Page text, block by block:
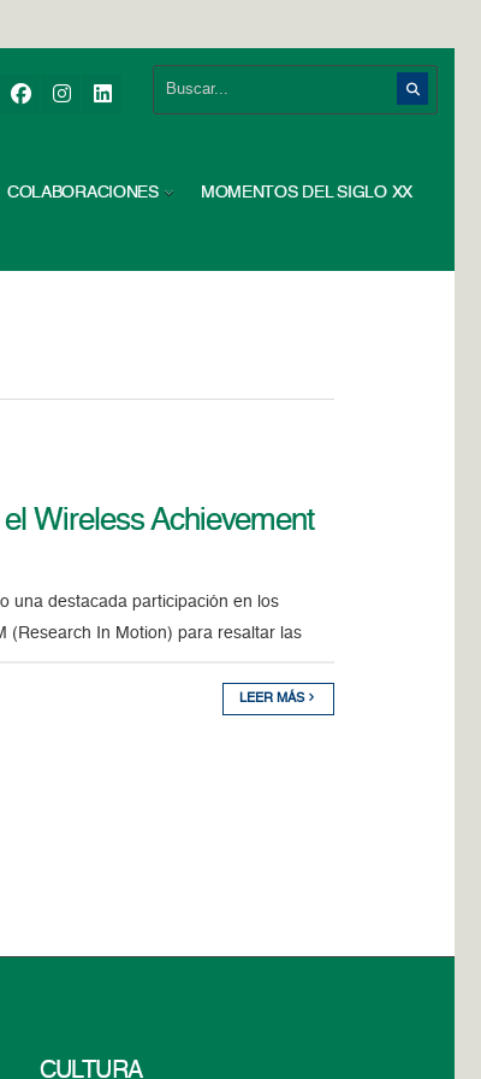
COLABORACIONES MOMENTOS DEL SIGLO XX
Wireless Achievement
una destacada participación en los
(Research In Motion) para resaltar las
LEER MÁS
CULTURA